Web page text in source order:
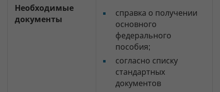
Необходимые
документы
справка о получении
основного
федерального
пособия;
согласно списку
стандартных
документов